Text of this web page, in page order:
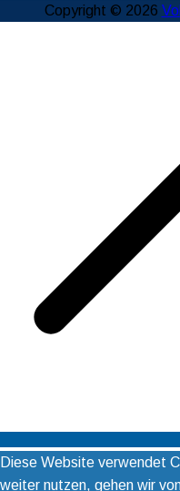
Copyright © 2026
Diese Website verwendet
weiter nutzen, gehen wir